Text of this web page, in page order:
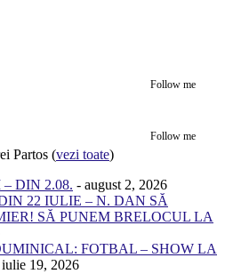
Follow me
Follow me
Partos (vezi toate)
DIN 2.08. - august 2, 2026
22 IULIE – N. DAN SĂ
SĂ PUNEM BRELOCUL LA
FOTBAL – SHOW LA
19, 2026